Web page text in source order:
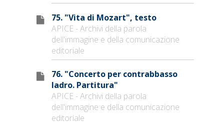
75. "Vita di Mozart", testo
APICE - Archivi della parola
dell'immagine e della comunicazione
editoriale
76. "Concerto per contrabbasso
ladro. Partitura"
APICE - Archivi della parola
dell'immagine e della comunicazione
editoriale